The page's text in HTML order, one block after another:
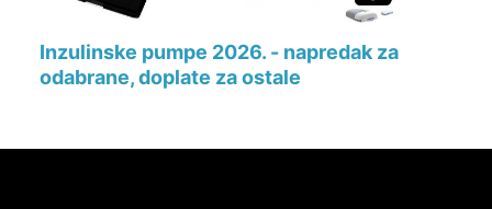
Inzulinske pumpe 2026. - napredak za
odabrane, doplate za ostale